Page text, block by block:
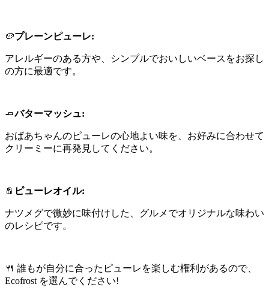
🥔プレーンピューレ:
アレルギーのある方や、シンプルでおいしいベースをお探し
の方に最適です。
🧈バターマッシュ:
おばあちゃんのピューレの心地よい味を、お好みに合わせて
クリーミーに再発見してください。
🧂 ピューレオイル:
ナツメグで微妙に味付けした、グルメでオリジナルな味わい
のレシピです。
🍴 誰もが自分に合ったピューレを楽しむ権利があるので、
Ecofrost を選んでください!